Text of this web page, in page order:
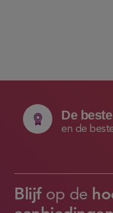
De
en de
Blijf op de